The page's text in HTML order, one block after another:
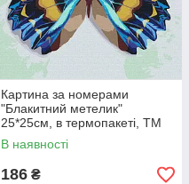
Картина за номерами
"Блакитний метелик"
25*25см, в термопакеті, ТМ
Ідейка, Україна
В наявності
186 ₴